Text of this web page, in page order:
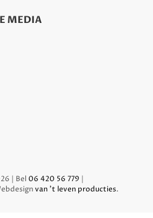
MEDIA
| Bel 06 420 56 779 |
van 't leven producties.